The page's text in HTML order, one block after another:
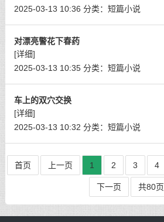
2025-03-13 10:36 分类： 短篇小说
对漂亮警花下春药
[详细]
2025-03-13 10:35 分类： 短篇小说
车上的双穴交换
[详细]
2025-03-13 10:32 分类： 短篇小说
首页 上一页 1 2 3 4
下一页 共80页